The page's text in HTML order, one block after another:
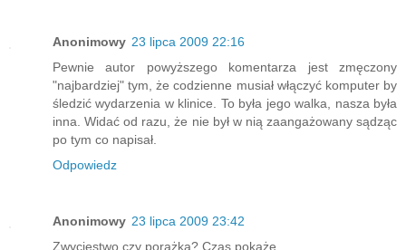
Anonimowy 23 lipca 2009 22:16
Pewnie autor powyższego komentarza jest zmęczony
"najbardziej" tym, że codzienne musiał włączyć komputer by
śledzić wydarzenia w klinice. To była jego walka, nasza była
inna. Widać od razu, że nie był w nią zaangażowany sądząc
po tym co napisał.
Odpowiedz
Anonimowy 23 lipca 2009 23:42
Zwycięstwo czy porażka? Czas pokaże...